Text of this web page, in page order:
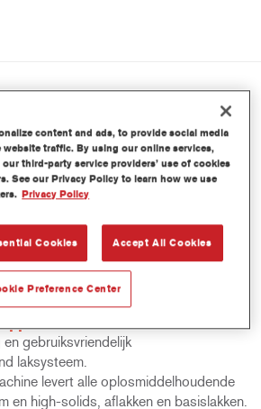
MasterTint®
Violet
een geconcentreerde
die behoort tot het Centari
gebruiksvriendelijk
laksysteem.
levert alle oplosmiddelhoudende
en high-solids, aflakken en basislakken.
content and ads, to provide social media
website traffic. By using our online services,
third-party service providers’ use of cookies
See our Privacy Policy to learn how we use
Privacy Policy
Cookies Accept All Cookies
Preference Center